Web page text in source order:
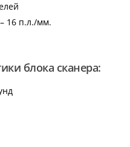
16 п.л./мм.
блока сканера: